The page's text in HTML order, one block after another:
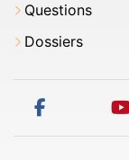
Questions
Dossiers
facebook